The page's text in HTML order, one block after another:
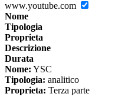
www.youtube.com
Nome
Tipologia
Proprieta
Descrizione
Durata
Nome: YSC
Tipologia: analitico
Proprieta: Terza parte